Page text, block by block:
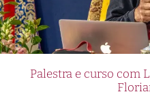
Palestra e curso com